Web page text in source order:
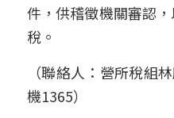
件，供稽徵機關審認
稅。
（聯絡人：營所稅組
機1365）